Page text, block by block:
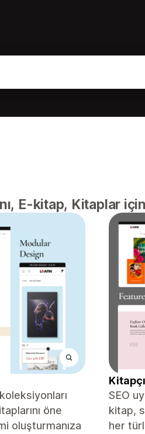
E-kitap, Kitaplar için
öne
oluşturmanıza
SEO
kitap,
her